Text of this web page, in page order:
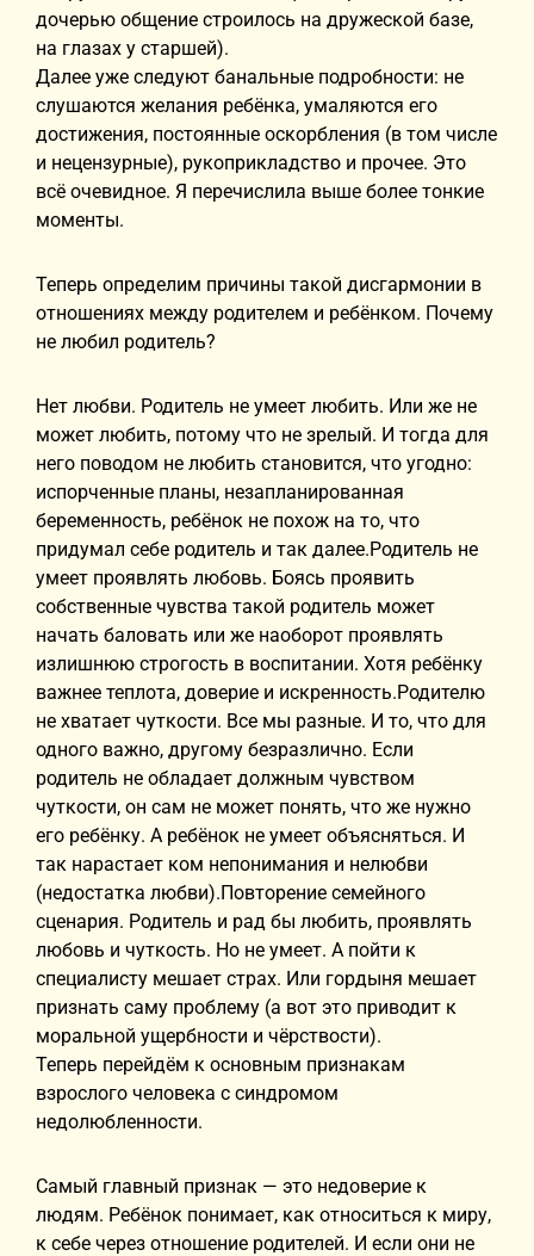
дочерью общение строилось на дружеской базе,
на глазах у старшей).
Далее уже следуют банальные подробности: не
слушаются желания ребёнка, умаляются его
достижения, постоянные оскорбления (в том числе
и нецензурные), рукоприкладство и прочее. Это
всё очевидное. Я перечислила выше более тонкие
моменты.
Теперь определим причины такой дисгармонии в
отношениях между родителем и ребёнком. Почему
не любил родитель?
Нет любви. Родитель не умеет любить. Или же не
может любить, потому что не зрелый. И тогда для
него поводом не любить становится, что угодно:
испорченные планы, незапланированная
беременность, ребёнок не похож на то, что
придумал себе родитель и так далее.Родитель не
умеет проявлять любовь. Боясь проявить
собственные чувства такой родитель может
начать баловать или же наоборот проявлять
излишнюю строгость в воспитании. Хотя ребёнку
важнее теплота, доверие и искренность.Родителю
не хватает чуткости. Все мы разные. И то, что для
одного важно, другому безразлично. Если
родитель не обладает должным чувством
чуткости, он сам не может понять, что же нужно
его ребёнку. А ребёнок не умеет объясняться. И
так нарастает ком непонимания и нелюбви
(недостатка любви).Повторение семейного
сценария. Родитель и рад бы любить, проявлять
любовь и чуткость. Но не умеет. А пойти к
специалисту мешает страх. Или гордыня мешает
признать саму проблему (а вот это приводит к
моральной ущербности и чёрствости).
Теперь перейдём к основным признакам
взрослого человека с синдромом
недолюбленности.
Самый главный признак — это недоверие к
людям. Ребёнок понимает, как относиться к миру,
к себе через отношение родителей. И если они не